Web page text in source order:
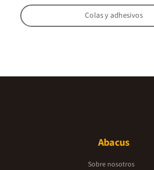
Colas y adhesivos
Abacus
Sobre nosotros